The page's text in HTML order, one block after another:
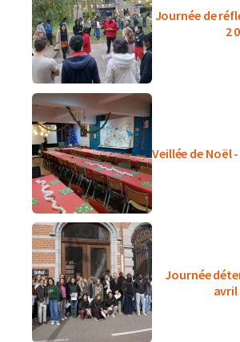
Journée de
2
Veillée de Noël
Journée
avril